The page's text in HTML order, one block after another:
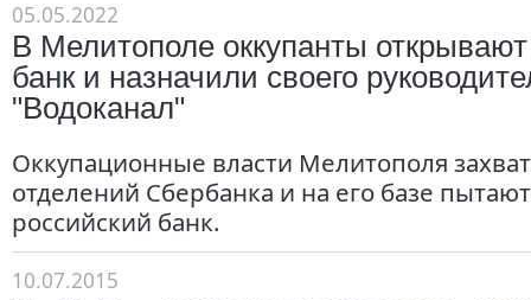
05.05.2022
В Мелитополе оккупанты
банк и назначили своего
"Водоканал"
Оккупационные власти Мелитополя
отделений Сбербанка и на его базе
российский банк.
10.07.2015